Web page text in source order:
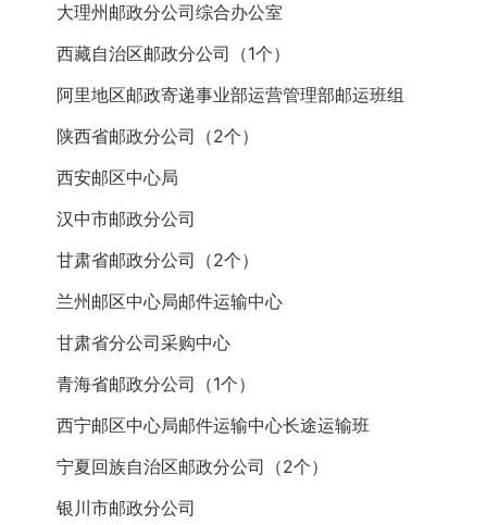
大理州邮政分公司综合办公室
西藏自治区邮政分公司（1个）
阿里地区邮政寄递事业部运营管理部邮运班组
陕西省邮政分公司（2个）
西安邮区中心局
汉中市邮政分公司
甘肃省邮政分公司（2个）
兰州邮区中心局邮件运输中心
甘肃省分公司采购中心
青海省邮政分公司（1个）
西宁邮区中心局邮件运输中心长途运输班
宁夏回族自治区邮政分公司（2个）
银川市邮政分公司